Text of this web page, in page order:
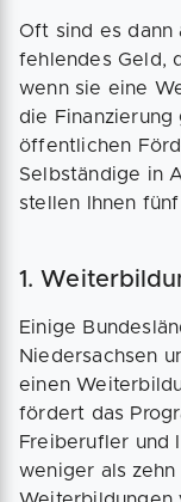
Oft sind es
fehlendes Geld,
wenn sie eine
die
öffentlichen
Selbständige in
stellen Ihnen
1.
Einige
Niedersachsen
einen
fördert das
Freiberufler und
weniger als